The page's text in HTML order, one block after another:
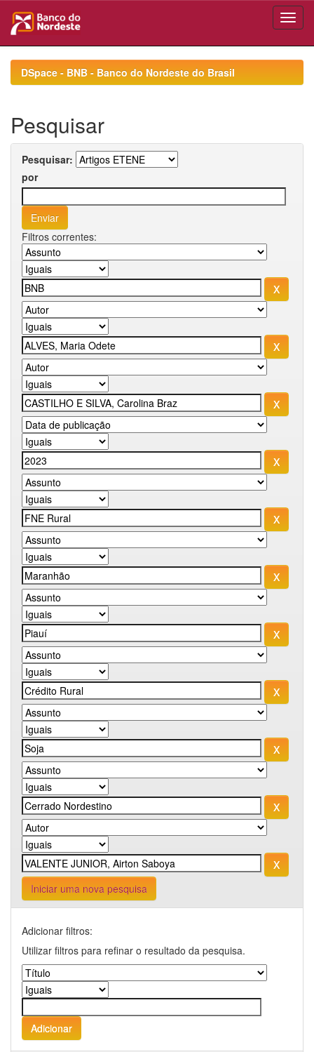
navigationDSpace - BNB - Banco do Nordeste do Brasil
Pesquisar
Pesquisar:
por
Filtros correntes:
Iniciar uma nova pesquisa
Adicionar filtros:
Utilizar filtros para refinar o resultado da pesquisa.